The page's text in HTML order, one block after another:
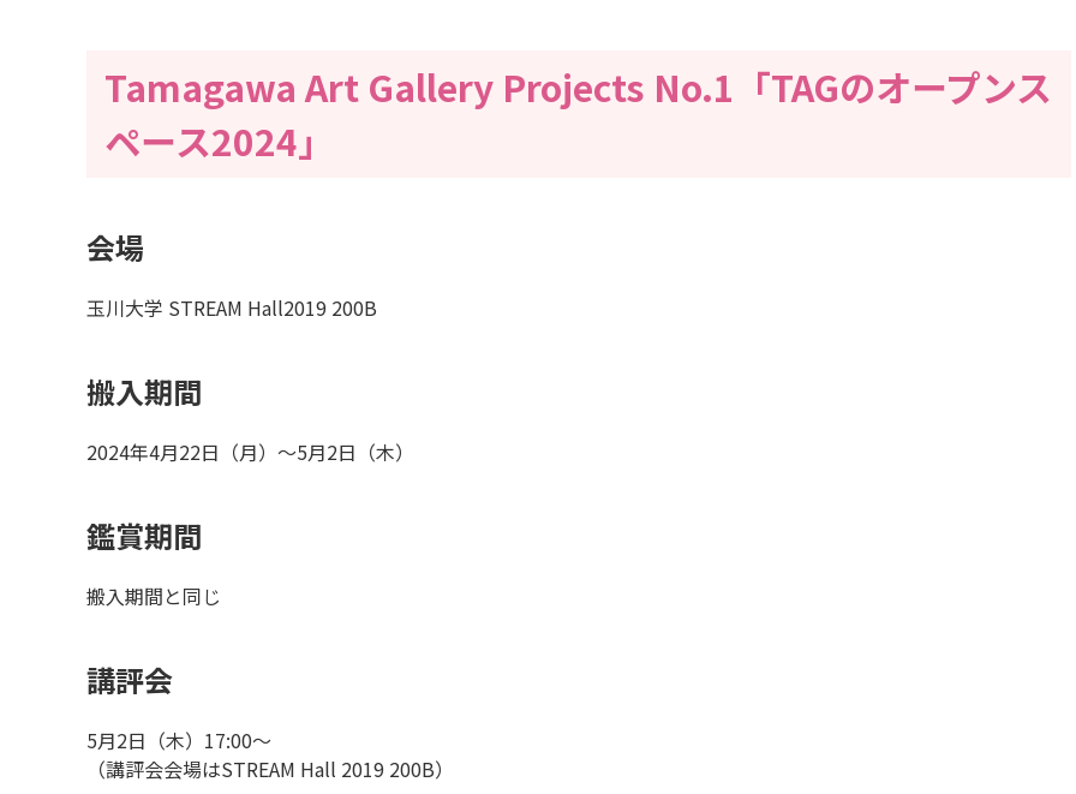
Tamagawa Art Gallery Projects No.1「TAGのオープンス
ペース2024」
会場
玉川大学 STREAM Hall2019 200B
搬入期間
2024年4月22日（月）～5月2日（木）
鑑賞期間
搬入期間と同じ
講評会
5月2日（木）17:00～
（講評会会場はSTREAM Hall 2019 200B）